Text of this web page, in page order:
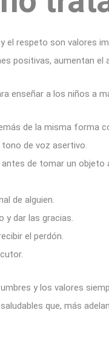
el respeto son valores
positivas, aumentan el
enseñar a los niños a
de la misma forma
tono de voz asertivo.
de tomar un objeto
de alguien.
y dar las gracias.
el perdón.
y los valores
que, más